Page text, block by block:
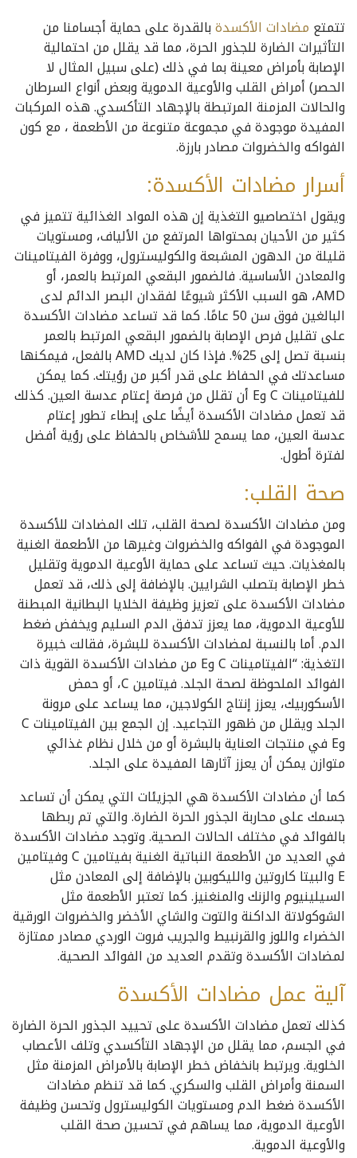
تتمتع مضادات الأكسدةبالقدرة على حماية أجسامنا من
التأثيرات الضارة للجذور الحرة، مما قد يقلل من احتمالية
الإصابة بأمراض معينة بما في ذلك (على سبيل المثال لا
الحصر) أمراض القلب والأوعية الدموية وبعض أنواع السرطان
والحالات المزمنة المرتبطة بالإجهاد التأكسدي. هذه المركبات
المفيدة موجودة في مجموعة متنوعة من الأطعمة ، مع كون
الفواكه والخضروات مصادر بارزة.
أسرار مضادات الأكسدة:
ويقول اختصاصيو التغذية إن هذه المواد الغذائية تتميز في
كثير من الأحيان بمحتواها المرتفع من الألياف، ومستويات
قليلة من الدهون المشبعة والكوليسترول، ووفرة الفيتامينات
والمعادن الأساسية. فالضمور البقعي المرتبط بالعمر، أو
AMD، هو السبب الأكثر شيوعًا لفقدان البصر الدائم لدى
البالغين فوق سن 50 عامًا. كما قد تساعد مضادات الأكسدة
على تقليل فرص الإصابة بالضمور البقعي المرتبط بالعمر
بنسبة تصل إلى 25%. فإذا كان لديك AMD بالفعل، فيمكنها
مساعدتك في الحفاظ على قدر أكبر من رؤيتك. كما يمكن
للفيتامينات C وE أن تقلل من فرصة إعتام عدسة العين. كذلك
قد تعمل مضادات الأكسدة أيضًا على إبطاء تطور إعتام
عدسة العين، مما يسمح للأشخاص بالحفاظ على رؤية أفضل
لفترة أطول.
صحة القلب:
ومن مضادات الأكسدة لصحة القلب، تلك المضادات للأكسدة
الموجودة في الفواكه والخضروات وغيرها من الأطعمة الغنية
بالمغذيات. حيث تساعد على حماية الأوعية الدموية وتقليل
خطر الإصابة بتصلب الشرايين. بالإضافة إلى ذلك، قد تعمل
مضادات الأكسدة على تعزيز وظيفة الخلايا البطانية المبطنة
للأوعية الدموية، مما يعزز تدفق الدم السليم ويخفض ضغط
الدم. أما بالنسبة لمضادات الأكسدة للبشرة، فقالت خبيرة
التغذية: “الفيتامينات C وE من مضادات الأكسدة القوية ذات
الفوائد الملحوظة لصحة الجلد. فيتامين C، أو حمض
الأسكوربيك، يعزز إنتاج الكولاجين، مما يساعد على مرونة
الجلد ويقلل من ظهور التجاعيد. إن الجمع بين الفيتامينات C
وE في منتجات العناية بالبشرة أو من خلال نظام غذائي
متوازن يمكن أن يعزز آثارها المفيدة على الجلد.
كما أن مضادات الأكسدة هي الجزيئات التي يمكن أن تساعد
جسمك على محاربة الجذور الحرة الضارة. والتي تم ربطها
بالفوائد في مختلف الحالات الصحية. وتوجد مضادات الأكسدة
في العديد من الأطعمة النباتية الغنية بفيتامين C وفيتامين
E والبيتا كاروتين والليكوبين بالإضافة إلى المعادن مثل
السيلينيوم والزنك والمنغنيز. كما تعتبر الأطعمة مثل
الشوكولاتة الداكنة والتوت والشاي الأخضر والخضروات الورقية
الخضراء واللوز والقرنبيط والجريب فروت الوردي مصادر ممتازة
لمضادات الأكسدة وتقدم العديد من الفوائد الصحية.
آلية عمل مضادات الأكسدة
كذلك تعمل مضادات الأكسدة على تحييد الجذور الحرة الضارة
في الجسم، مما يقلل من الإجهاد التأكسدي وتلف الأعصاب
الخلوية. ويرتبط بانخفاض خطر الإصابة بالأمراض المزمنة مثل
السمنة وأمراض القلب والسكري. كما قد تنظم مضادات
الأكسدة ضغط الدم ومستويات الكوليسترول وتحسن وظيفة
الأوعية الدموية، مما يساهم في تحسين صحة القلب
والأوعية الدموية.